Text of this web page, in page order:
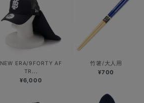
NEW ERA/9FORTY AF
TR...
¥6,000
竹箸/大人用
¥700